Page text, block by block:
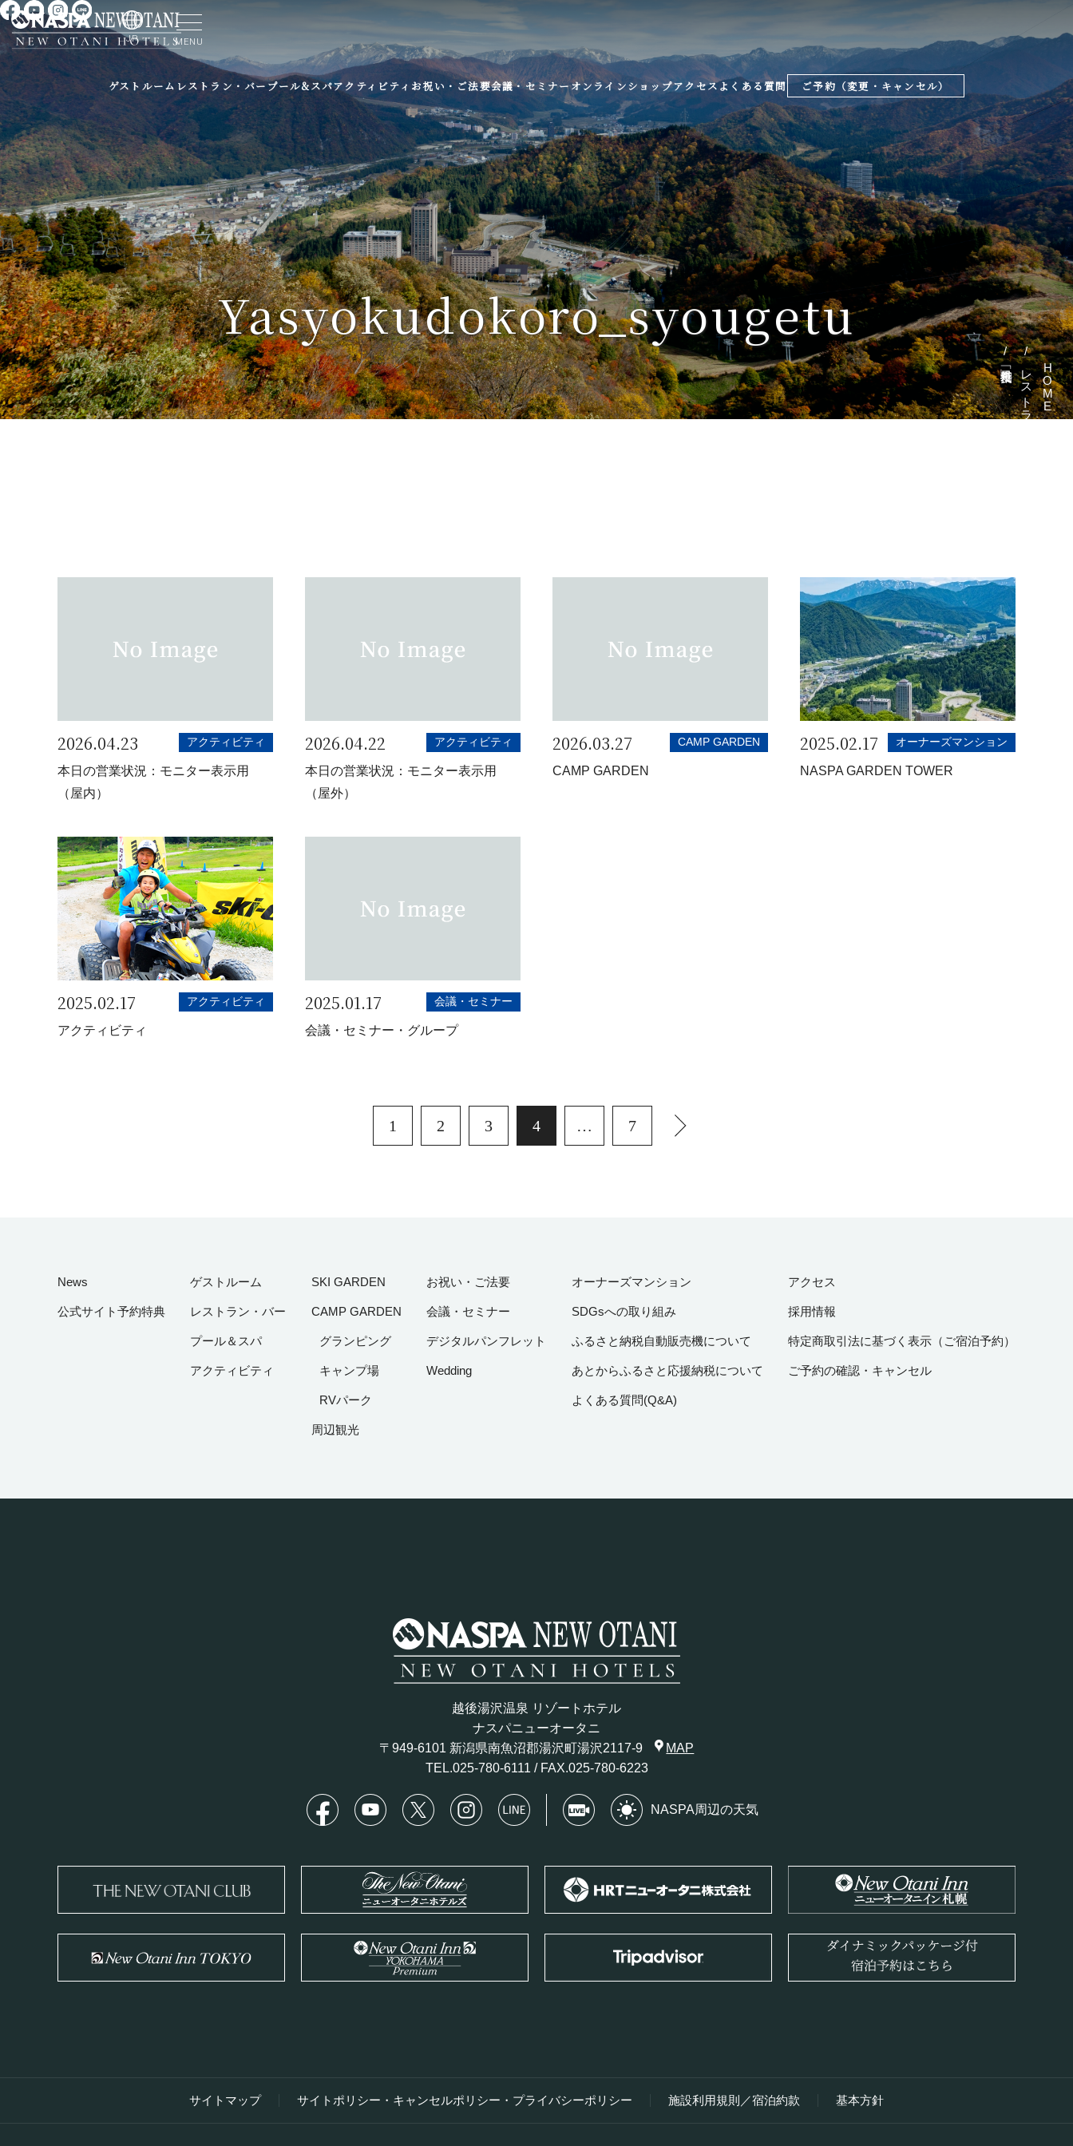
JP MENU
ゲストルームレストラン・バープール&スパアクティビティ お祝い・ご法要会議・セミナーオンラインショップアクセスよくある質問 ご予約（変更・キャンセル）
Yasyokudokoro_syougetu
HOME
レストラン・バー
2026.04.23 アクティビティ
本日の営業状況：モニター表示用
（屋内）
2026.04.22 アクティビティ
本日の営業状況：モニター表示用
（屋外）
2026.03.27 CAMP GARDEN
CAMP GARDEN
2025.02.17 オーナーズマンション
NASPA GARDEN TOWER
2025.02.17 アクティビティ
アクティビティ
2025.01.17 会議・セミナー
会議・セミナー・グループ
1 2 3 4 … 7
News
公式サイト予約特典
ゲストルーム
レストラン・バー
プール＆スパ
アクティビティ
SKI GARDEN
CAMP GARDEN
グランピング
キャンプ場
RVパーク
周辺観光
お祝い・ご法要
会議・セミナー
デジタルパンフレット
Wedding
オーナーズマンション
SDGsへの取り組み
ふるさと納税自動販売機について
あとからふるさと応援納税について
よくある質問(Q&A)
アクセス
採用情報
特定商取引法に基づく表示（ご宿泊予約）
ご予約の確認・キャンセル
越後湯沢温泉 リゾートホテル
ナスパニューオータニ
〒949-6101 新潟県南魚沼郡湯沢町湯沢2117-9
MAP
TEL.025-780-6111 / FAX.025-780-6223
NASPA周辺の天気
サイトマップ サイトポリシー・キャンセルポリシー・ プライバシーポリシー 施設利用規則／宿泊約款 基本方針